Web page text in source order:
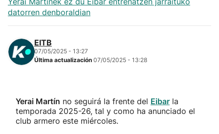
datorren denboraldian
EITB
07/05/2025 - 13:27
Última actualización 07/05/2025 - 13:28
Yerai Martín no seguirá la frente del Eibar la
temporada 2025-26, tal y como ha anunciado el
club armero este miércoles.